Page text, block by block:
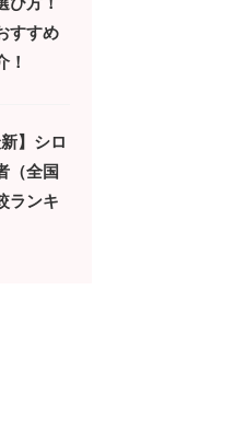
すすめ
！
】シロ
（全国
ランキ